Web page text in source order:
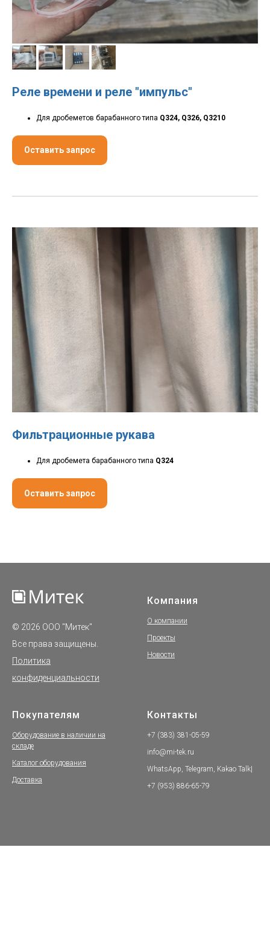
Реле времени и реле "импульс"
Для дробеметов барабанного типа Q324, Q326, Q3210
Оставить запрос
Фильтрационные рукава
Для дробемета барабанного типа Q324
Оставить запрос
© 2026 ООО "Митек"
Все права защищены.
Политика
конфиденциальности
Компания
О компании
Проекты
Новости
Покупателям
Оборудование в наличии на
складе
Каталог оборудования
Доставка
Контакты
+7 (383) 381-05-59
info@mi-tek.ru
WhatsApp, Telegram, Kakao Talk|
+7 (953) 886-65-79